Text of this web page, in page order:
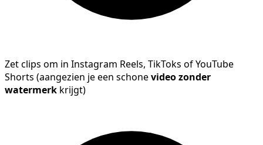
Zet clips om in Instagram Reels, TikToks of YouTube
Shorts (aangezien je een schonevideo zonder
watermerk krijgt)